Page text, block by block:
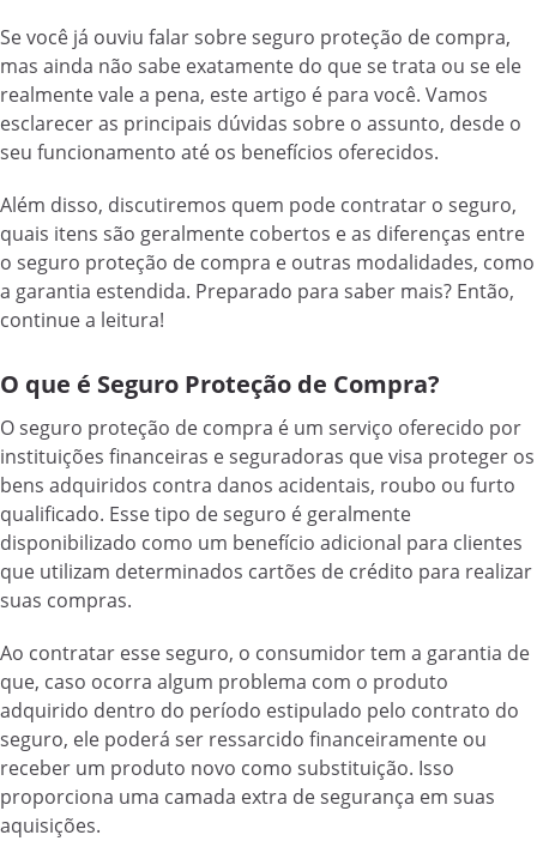
Se você já ouviu falar sobre seguro proteção de compra,
mas ainda não sabe exatamente do que se trata ou se ele
realmente vale a pena, este artigo é para você. Vamos
esclarecer as principais dúvidas sobre o assunto, desde o
seu funcionamento até os benefícios oferecidos.
Além disso, discutiremos quem pode contratar o seguro,
quais itens são geralmente cobertos e as diferenças entre
o seguro proteção de compra e outras modalidades, como
a garantia estendida. Preparado para saber mais? Então,
continue a leitura!
O que é Seguro Proteção de Compra?
O seguro proteção de compra é um serviço oferecido por
instituições financeiras e seguradoras que visa proteger os
bens adquiridos contra danos acidentais, roubo ou furto
qualificado. Esse tipo de seguro é geralmente
disponibilizado como um benefício adicional para clientes
que utilizam determinados cartões de crédito para realizar
suas compras.
Ao contratar esse seguro, o consumidor tem a garantia de
que, caso ocorra algum problema com o produto
adquirido dentro do período estipulado pelo contrato do
seguro, ele poderá ser ressarcido financeiramente ou
receber um produto novo como substituição. Isso
proporciona uma camada extra de segurança em suas
aquisições.